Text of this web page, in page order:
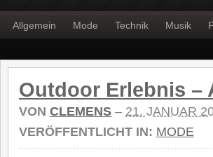
Allgemein Mode Technik Musik
Outdoor Erlebnis
VON CLEMENS – 21. JANUAR
VERÖFFENTLICHT IN: MODE